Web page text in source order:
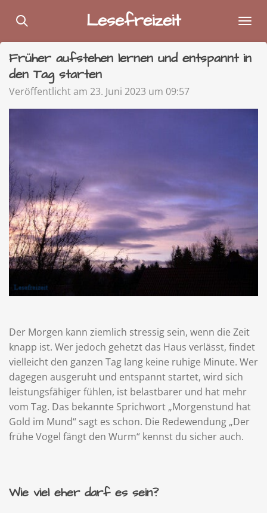
Zum
Hauptinhalt
springen
Lesefreizeit
Früher aufstehen lernen und entspannt in
den Tag starten
Veröffentlicht am 23. Juni 2023 um 09:57
Der Morgen kann ziemlich stressig sein, wenn die Zeit
knapp ist. Wer jedoch gehetzt das Haus verlässt, findet
vielleicht den ganzen Tag lang keine ruhige Minute. Wer
dagegen ausgeruht und entspannt startet, wird sich
leistungsfähiger fühlen, ist belastbarer und hat mehr
vom Tag. Das bekannte Sprichwort „Morgenstund hat
Gold im Mund“ sagt es schon. Die Redewendung „Der
frühe Vogel fängt den Wurm“ kennst du sicher auch.
Wie viel eher darf es sein?